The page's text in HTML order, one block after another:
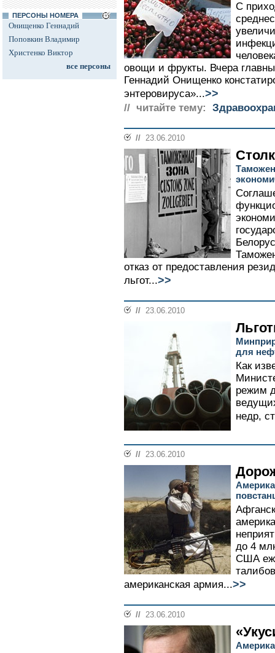
ПЕРСОНЫ НОМЕРА
Онищенко Геннадий
Поповкин Владимир
Христенко Виктор
все персоны
С
овощи и фрукты. Вчера
Геннадий Онищенко
энтеровируса»...>>
// читайте тему:
// 23.06.2010
отказ от предоставления
льгот...>>
// 23.06.2010
для
Как
режим
недр,
// 23.06.2010
до 4
США
американская армия...>>
// 23.06.2010